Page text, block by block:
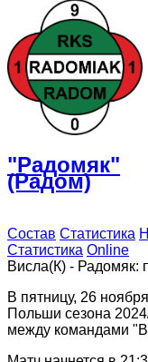
"Радомяк"
(Радом)
Состав Статистика
Статистика Online
Висла(К) - Радомяк:
В пятницу, 26
Польши сезона
между командами